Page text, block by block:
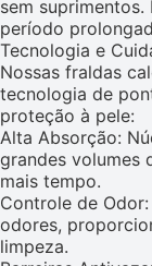
sem
período
Tecnologia e
Nossas fraldas
tecnologia de
proteção à pele:
Alta Absorção:
grandes volumes
mais tempo.
Controle de
odores,
limpeza.